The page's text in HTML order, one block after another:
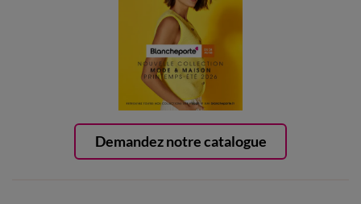
Demandez notre catalogue